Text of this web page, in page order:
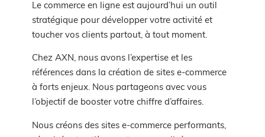
Le commerce en ligne est aujourd’hui un outil
stratégique pour développer votre activité et
toucher vos clients partout, à tout moment.
Chez AXN, nous avons l’expertise et les
références dans la création de sites e-commerce
à forts enjeux. Nous partageons avec vous
l’objectif de booster votre chiffre d’affaires.
Nous créons des sites e-commerce performants,